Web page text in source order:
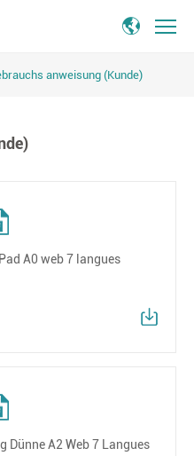
anweisung (Kunde)
A0 web 7 langues
Dünne A2 Web 7 Langues